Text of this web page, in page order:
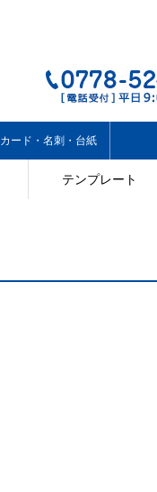
テンプレート
カード・名刺・台紙